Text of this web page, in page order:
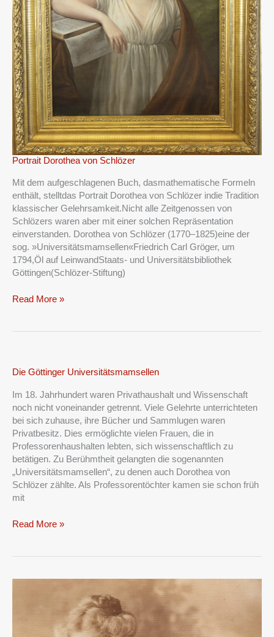
Portrait Dorothea von Schlözer
Mit dem aufgeschlagenen Buch, dasmathematische Formeln
enthält, stelltdas Portrait Dorothea von Schlözer indie Tradition
klassischer Gelehrsamkeit.Nicht alle Zeitgenossen von
Schlözers waren aber mit einer solchen Repräsentation
einverstanden. Dorothea von Schlözer (1770–1825)eine der
sog. »Universitätsmamsellen«Friedrich Carl Gröger, um
1794,Öl auf LeinwandStaats- und Universitätsbibliothek
Göttingen(Schlözer-Stiftung)
Portrait
von
Schlözer
Read More »
Die Göttinger Universitätsmamsellen
Im 18. Jahrhundert waren Privathaushalt und Wissenschaft
noch nicht voneinander getrennt. Viele Gelehrte unterrichteten
bei sich zuhause, ihre Bücher und Sammlugen waren
Privatbesitz. Dies ermöglichte vielen Frauen, die in
Professorenhaushalten lebten, sich wissenschaftlich zu
betätigen. Zu Berühmtheit gelangten die sogenannten
„Universitätsmamsellen“, zu denen auch Dorothea von
Schlözer zählte. Als Professorentöchter kamen sie schon früh
mit
Die
Universitätsmamsellen
Read More »